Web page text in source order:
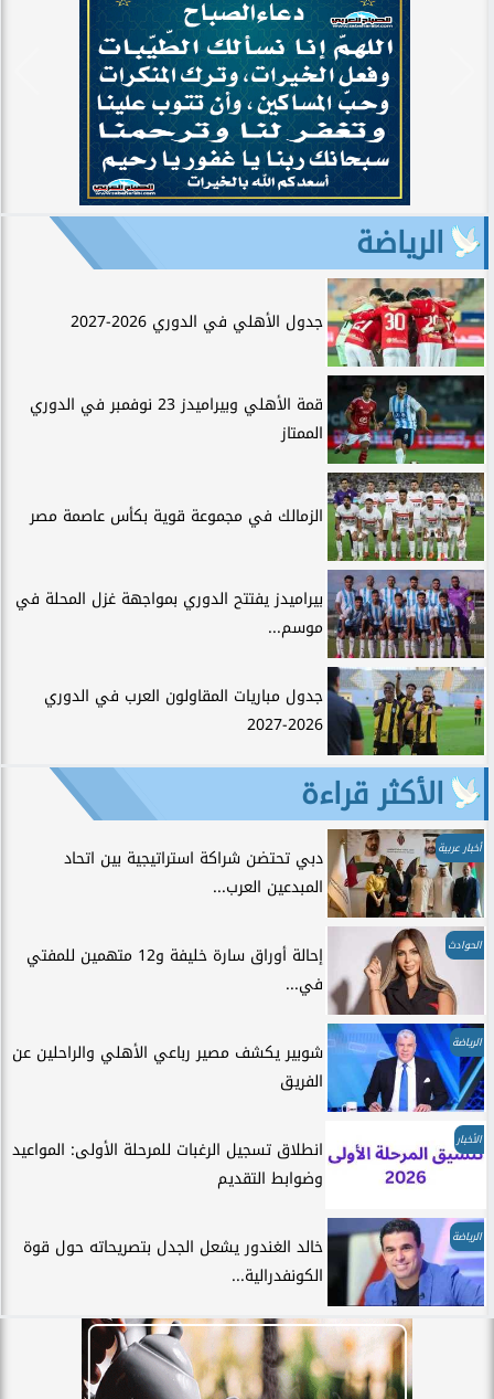
الرياضة
جدول الأهلي في الدوري 2026-2027
قمة الأهلي وبيراميدز 23 نوفمبر في الدوري
الممتاز
الزمالك في مجموعة قوية بكأس عاصمة مصر
بيراميدز يفتتح الدوري بمواجهة غزل المحلة في
موسم...
جدول مباريات المقاولون العرب في الدوري
2026-2027
الأكثر قراءة
أخبار عربية
دبي تحتضن شراكة استراتيجية بين اتحاد
المبدعين العرب...
الحوادث
إحالة أوراق سارة خليفة و12 متهمين للمفتي
في...
الرياضة
شوبير يكشف مصير رباعي الأهلي والراحلين عن
الفريق
الأخبار
انطلاق تسجيل الرغبات للمرحلة الأولى: المواعيد
وضوابط التقديم
الرياضة
خالد الغندور يشعل الجدل بتصريحاته حول قوة
الكونفدرالية...